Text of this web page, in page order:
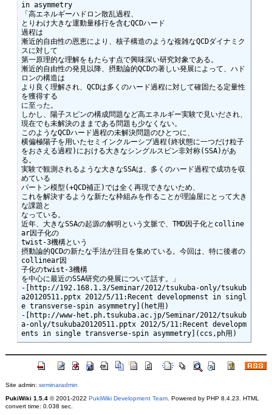
in asymmetry
「高エネルギーハドロン散乱過程、
とりわけ大きな運動量移行を含むQCDハード
過程は
漸近的自由性の恩恵により、核子構造のような複雑なQCDダイナミク
スに対して
第一原理的な理解をもたらす点で興味深い研究対象である。
漸近的自由性の発見以降、摂動論的QCDの著しい発展によって、ハド
ロンの構造は
より良く理解され、QCDは多くのハード過程に対して確固たる定量性
を獲得する
に至った。
しかし、陽子スピンの構成問題など高エネルギー実験で見いだされ、
現在でも未解決のままである問題も少なくない。
このようなQCDハード過程の未解決問題のひとつに、
横偏極陽子を用いたセミインクルーシブ過程(終状態に一つだけ粒子
をおさえる過程)における大きなシングルスピン非対称(SSA)があ
る。
実験で観測されるような大きなSSAは、多くのハード過程で成功を収
めている
パートン模型(+QCD補正)では全く再現できないため、
これを解決するような新たな枠組みを作ることが理論屋にとって大き
な課題と
なっている。
近年、大きなSSAの起源の解明という文脈で、TMD因子化とcolline
ar因子化の
twist-3機構という
摂動論的QCDの新たな手法が注目を集めている。今回は、特に後者の
collinear因
子化のtwist-3機構
を中心に最近のSSA研究の発展について話す。」
-[http://192.168.1.3/Seminar/2012/tsukuba-only/tsukub
a20120511.pptx 2012/5/11:Recent developmenst in singl
e transverse-spin asymmetry](het用)
-[http://www-het.ph.tsukuba.ac.jp/Seminar/2012/tsukub
a-only/tsukuba20120511.pptx 2012/5/11:Recent developm
Site admin: seminaradmin
PukiWiki 1.5.4© 2001-2022 PukiWiki Development Team. Powered by PHP 8.4.23. HTML
convert time: 0.038 sec.